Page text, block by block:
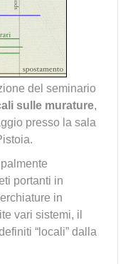
del seminario
sulle murature,
presso la sala
portanti in
in
vari sistemi, il
“locali” dalla